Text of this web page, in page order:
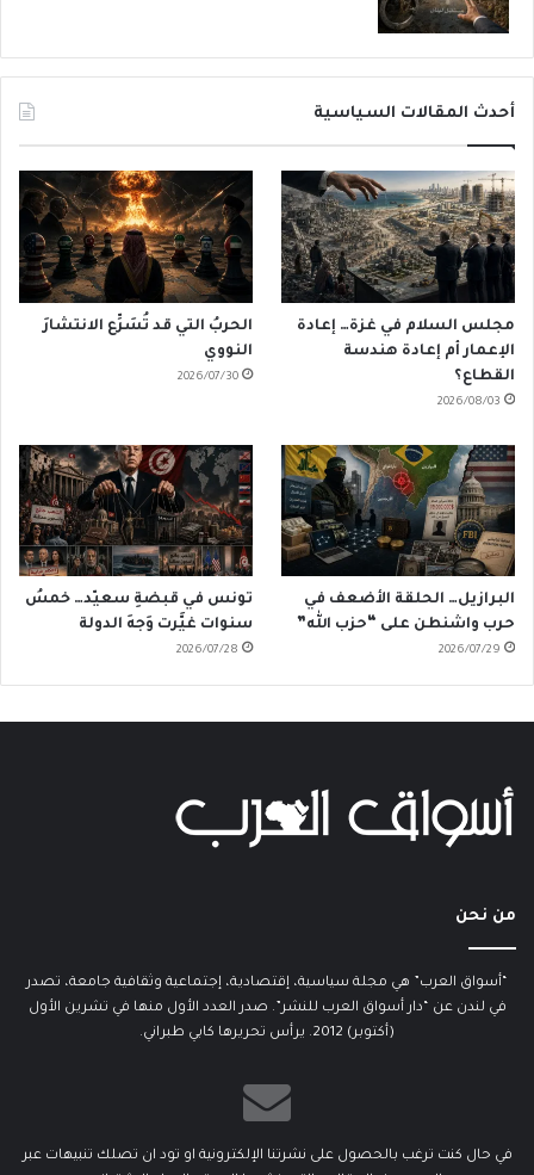
أحدث المقالات السياسية
مجلس السلام في غزة… إعادة
الإعمار أم إعادة هندسة
القطاع؟
2026/08/03
الحربُ التي قد تُسَرِّع الانتشارَ
النووي
2026/07/30
البرازيل… الحلقة الأضعف في
حرب واشنطن على “حزب الله”
2026/07/29
تونس في قبضةِ سعيّد… خمسُ
سنوات غيَّرت وَجهَ الدولة
2026/07/28
من نحن
“أسواق العرب” هي مجلة سياسية، إقتصادية، إجتماعية وثقافية جامعة، تصدر
في لندن عن “دار أسواق العرب للنشر”. صدر العدد الأول منها في تشرين الأول
(أكتوبر) 2012. يرأس تحريرها كابي طبراني.
في حال كنت ترغب بالحصول على نشرتنا الإلكترونية او تود ان تصلك تنبيهات عبر